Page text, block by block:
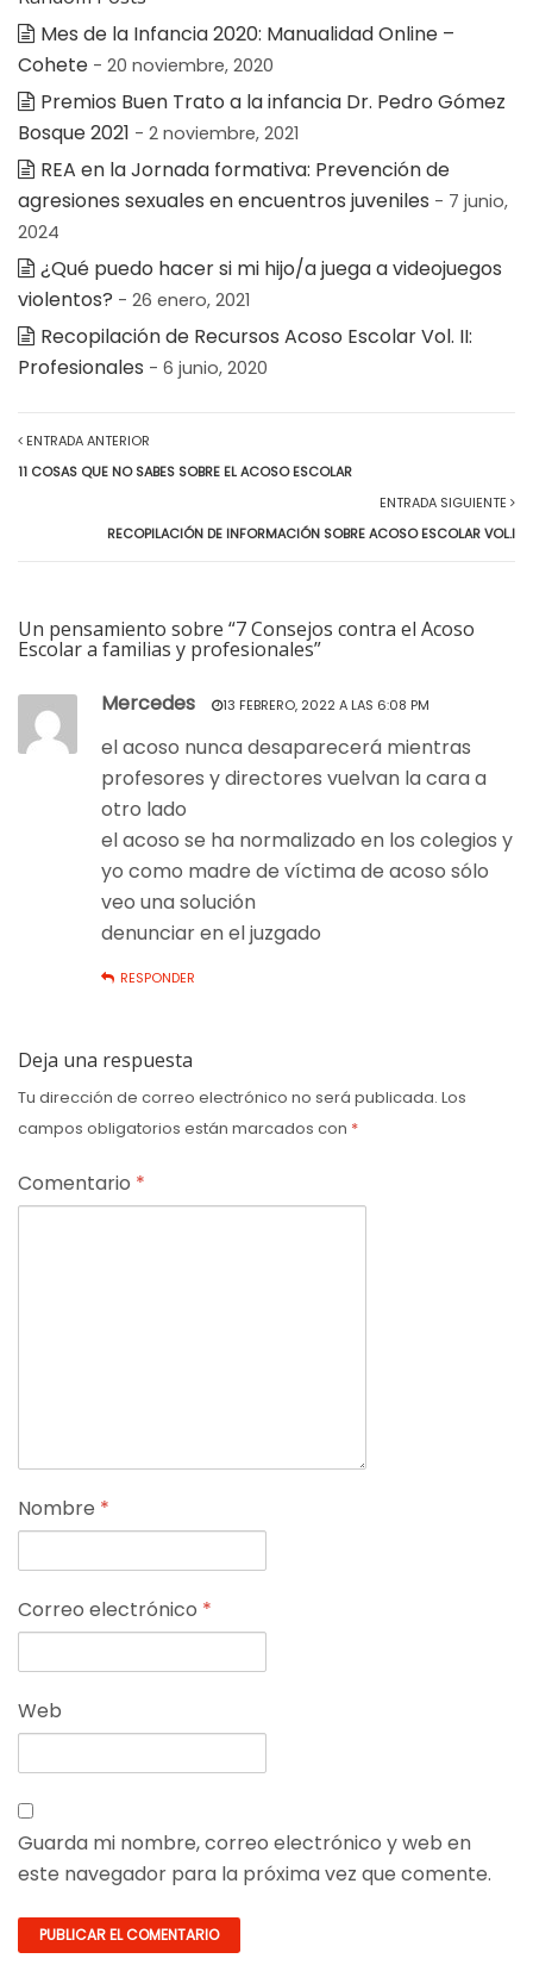
Mes de la Infancia 2020: Manualidad Online –
Cohete - 20 noviembre, 2020
Premios Buen Trato a la infancia Dr. Pedro Gómez
Bosque 2021 - 2 noviembre, 2021
REA en la Jornada formativa: Prevención de
agresiones sexuales en encuentros juveniles - 7 junio,
2024
¿Qué puedo hacer si mi hijo/a juega a videojuegos
violentos? - 26 enero, 2021
Recopilación de Recursos Acoso Escolar Vol. II:
Profesionales - 6 junio, 2020
ENTRADA ANTERIOR
11 COSAS QUE NO SABES SOBRE EL ACOSO ESCOLAR
ENTRADA SIGUIENTE
RECOPILACIÓN DE INFORMACIÓN SOBRE ACOSO ESCOLAR VOL.I
Un pensamiento sobre “7 Consejos contra el Acoso
Escolar a familias y profesionales”
Mercedes 13 FEBRERO, 2022 A LAS 6:08 PM
el acoso nunca desaparecerá mientras
profesores y directores vuelvan la cara a
otro lado
el acoso se ha normalizado en los colegios y
yo como madre de víctima de acoso sólo
veo una solución
denunciar en el juzgado
RESPONDER
Deja una respuesta
Tu dirección de correo electrónico no será publicada. Los
campos obligatorios están marcados con *
Comentario *
Nombre *
Correo electrónico *
Web
Guarda mi nombre, correo electrónico y web en
este navegador para la próxima vez que comente.